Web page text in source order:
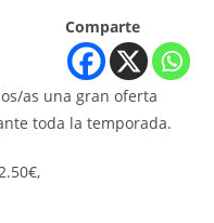
Comparte
as una gran oferta
toda la temporada.